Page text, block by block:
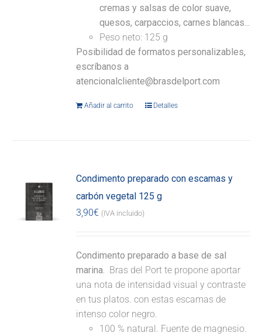
cremas y salsas de color suave,
quesos, carpaccios, carnes blancas...
Peso neto: 125 g
Posibilidad de formatos personalizables,
escríbanos a
atencionalcliente@brasdelport.com
Añadir al carrito Detalles
Condimento preparado con escamas y
carbón vegetal 125 g
3,90€ (IVA incluido)
Condimento preparado a base de sal
marina. Bras del Port te propone aportar
una nota de intensidad visual y contraste
en tus platos. con estas escamas de
intenso color negro.
100 % natural. Fuente de magnesio.